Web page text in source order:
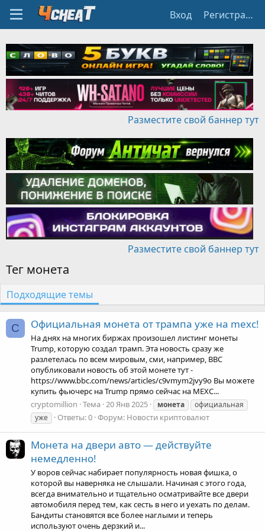
Вход Регистрация
Разместите свой баннер тут
Разместите свой баннер тут
Тег монета
Подходящие темы
C Официальная монета от трампа уже на mexc!
На днях на многих биржах произошел листинг монеты
Trump, которую создал трамп. Эта новость сразу же
разлетелась по всем мировым, сми, например, BBC
опубликовали новость об этой монете тут -
https://www.bbc.com/news/articles/c9vmym2jvy9o Вы можете
купить фьючерс на Trump прямо сейчас на MEXC...
cryptomillion Тема 20 Янв 2025 монета
официальная
уже
Ответы: 0 Форум: Новости криптовалют
Монета на двери авто — действуйте
немедленно!
У воров сейчас набирает популярность новая фишка, о
которой вы наверняка не слышали. Начиная с этого года,
всегда внимательно и тщательно осматривайте все двери
автомобиля перед тем, как сесть в него и уехать по делам.
Бандиты становятся все более наглыми и теперь
используют очень дерзкий и...